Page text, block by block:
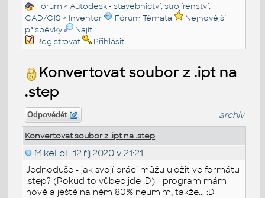
Fórum >Autodesk - stavebnictví, strojírenství,
CAD/GIS > Inventor Fórum Témata
Nejnovější
příspěvky
Najít
Registrovat
Přihlásit
Konvertovat soubor z .ipt na
.step
Odpovědět archiv
Konvertovat soubor z .ipt na .step
MikeLoL 12.říj.2020 v 21:21
Jednoduše - jak svojí práci můžu uložit ve formátu
.step? (Pokud to vůbec jde :D) - program mám
nově a ještě na něm 80% neumim, takže... :D